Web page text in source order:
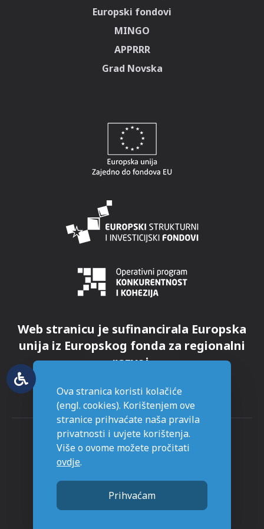
Europski fondovi
MINGO
APPRRR
Grad Novska
Web stranicu je sufinancirala Europska
unija iz Europskog fonda za regionalni
razvoj.
© Grad Novska - sva prava pridržana
Stranice napravljene sa
Ova stranica koristi kolačiće
(engl. cookies). Korištenjem ove
stranice prihvaćate naša pravila
privatnosti i uvjete korištenja.
Više o ovome možete pročitati
ovdje.
Prihvaćam